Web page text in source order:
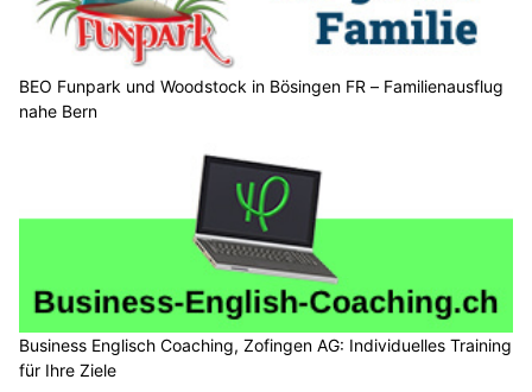
BEO Funpark und Woodstock in Bösingen FR – Familienausflug
nahe Bern
Business Englisch Coaching, Zofingen AG: Individuelles Training
für Ihre Ziele